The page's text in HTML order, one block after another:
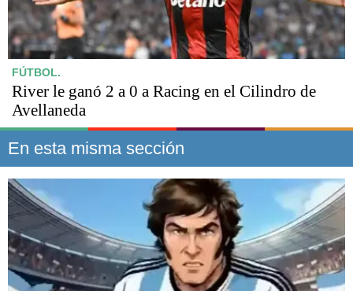
FÚTBOL.
River le ganó 2 a 0 a Racing en el Cilindro de
Avellaneda
En esta misma sección